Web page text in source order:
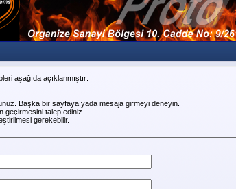
aşağıda açıklanmıştır:
Başka bir sayfaya yada mesaja girmeyi deneyin.
talep ediniz.
gerekebilir.